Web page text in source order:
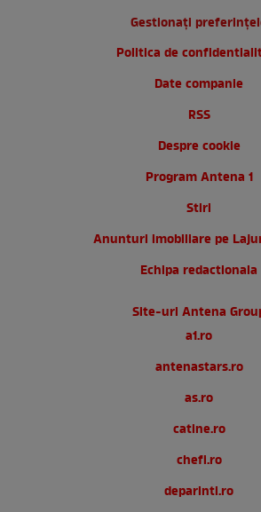
Gestionați
Politica de
Date companie
RSS
Despre cookie
Program Antena 1
Stiri
Anunturi imobiliare pe
Echipa redactionala
Site-uri Antena
a1.ro
antenastars.ro
as.ro
catine.ro
chefi.ro
deparinti.ro